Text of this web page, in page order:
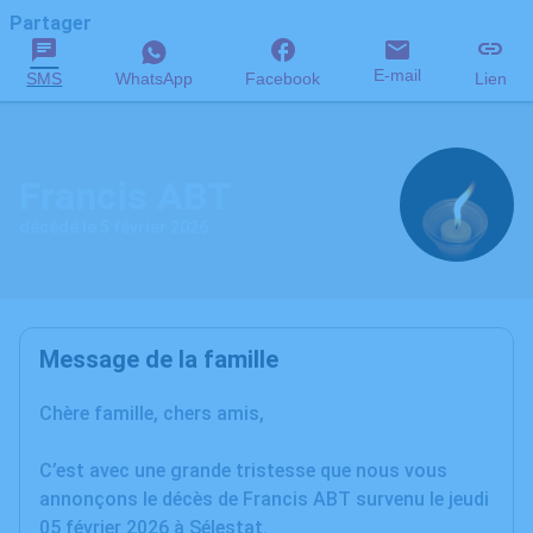
Partager
SMS WhatsApp Facebook E-mail Lien
Message de la famille
Chère famille, chers amis,
C’est avec une grande tristesse que nous vous
annonçons le décès de Francis ABT survenu le jeudi
05 février 2026 à Sélestat.